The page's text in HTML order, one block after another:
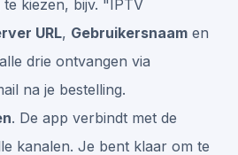
te kiezen, bijv. "IPTV
URL, Gebruikersnaam en
drie ontvangen via
na je bestelling.
. De app verbindt met de
kanalen. Je bent klaar om te